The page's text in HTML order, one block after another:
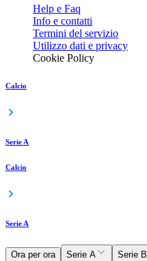
Help e Faq
Info e contatti
Termini del servizio
Utilizzo dati e privacy
Cookie Policy
Calcio
Serie A
Calcio
Serie A
Ora per ora Serie A Serie B